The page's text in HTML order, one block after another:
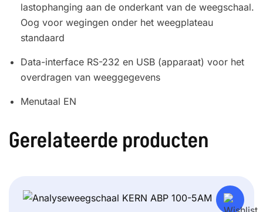
lastophanging aan de onderkant van de weegschaal.
Oog voor wegingen onder het weegplateau
standaard
Data-interface RS-232 en USB (apparaat) voor het
overdragen van weeggegevens
Menutaal EN
Gerelateerde producten